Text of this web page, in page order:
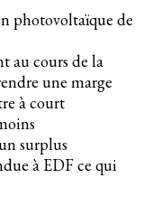
photovoltaïque de
au cours de la
une marge
à court
surplus
à EDF ce qui